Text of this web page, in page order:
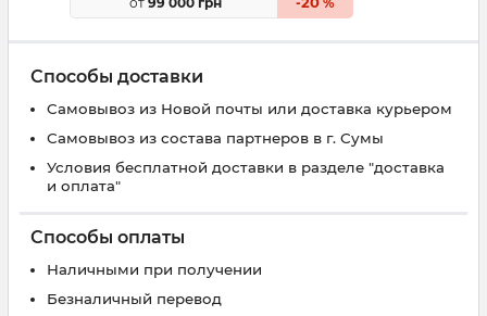
Способы доставки
Самовывоз из Новой почты или доставка курьером
Самовывоз из состава партнеров в г. Сумы
Условия бесплатной доставки в разделе "доставка
и оплата"
Способы оплаты
Наличными при получении
Безналичный перевод